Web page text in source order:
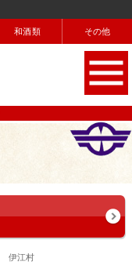
和酒類 その他
伊江村